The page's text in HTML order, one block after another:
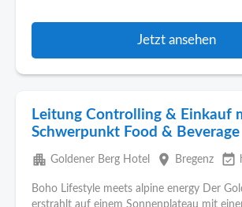
Jetzt ansehen
Leitung Controlling & Einkauf
Schwerpunkt Food & Beverage
apartment Goldener Berg Hotel place Bregenz event_available
Boho Lifestyle meets alpine energy Der
erstrahlt auf einem Sonnenplateau mit